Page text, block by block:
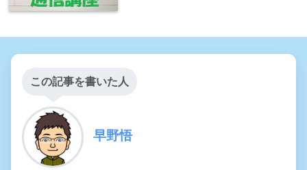
この記事を書いた人
早野悟